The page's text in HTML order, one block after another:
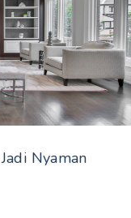
Nyaman